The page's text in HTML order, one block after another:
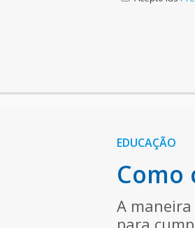
EDUCAÇÃO
A
para